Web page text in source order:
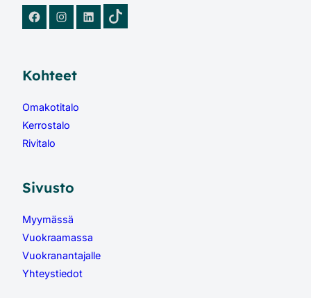
FacebookInstagramLinkedInTikTok
Kohteet
Omakotitalo
Kerrostalo
Rivitalo
Sivusto
Myymässä
Vuokraamassa
Vuokranantajalle
Yhteystiedot